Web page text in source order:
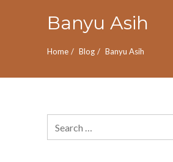
Banyu Asih
Home Blog Banyu Asih
for: